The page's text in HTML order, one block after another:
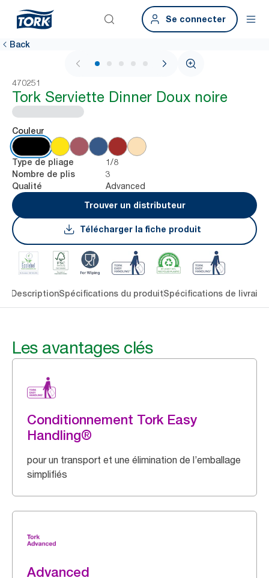
Se connecter
Back
1 / 5
470251
Tork Serviette Dinner Doux noire
Couleur
Type de pliage 1/8
Nombre de plis 3
Qualité
Advanced
Trouver un distributeur
Télécharger la fiche produit
DescriptionSpécifications du produitSpécifications de
Les avantages clés
Conditionnement Tork Easy
Handling®
pour un transport et une élimination de l’emballage
simplifiés
Advanced